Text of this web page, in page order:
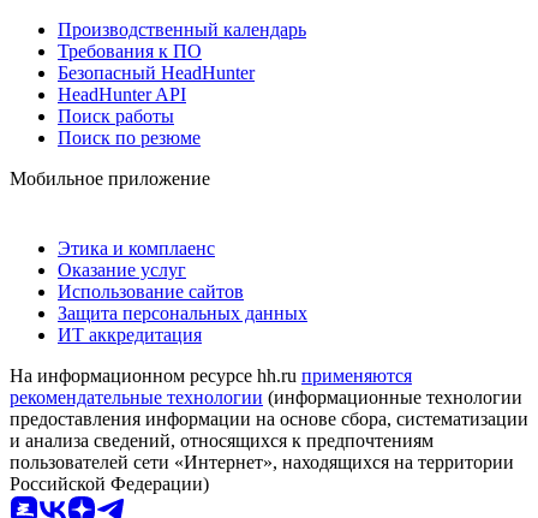
Производственный календарь
Требования к ПО
Безопасный HeadHunter
HeadHunter API
Поиск работы
Поиск по резюме
Мобильное приложение
Этика и комплаенс
Оказание услуг
Использование сайтов
Защита персональных данных
ИТ аккредитация
На информационном ресурсе hh.ru применяются
рекомендательные технологии (информационные технологии
предоставления информации на основе сбора, систематизации
и анализа сведений, относящихся к предпочтениям
пользователей сети «Интернет», находящихся на территории
Российской Федерации)